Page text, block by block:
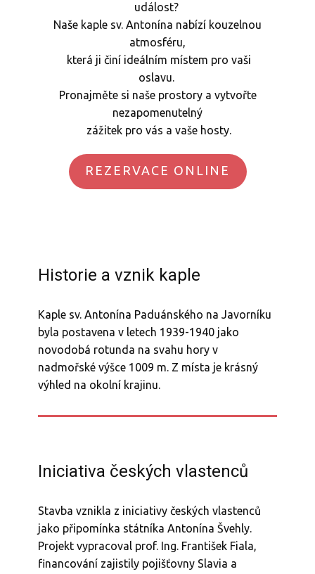
událost?
Naše kaple sv. Antonína nabízí kouzelnou
atmosféru,
která ji činí ideálním místem pro vaši
oslavu.
Pronajměte si naše prostory a vytvořte
nezapomenutelný
zážitek pro vás a vaše hosty.
REZERVACE ONLINE
Historie a vznik kaple
Kaple sv. Antonína Paduánského na Javorníku
byla postavena v letech 1939-1940 jako
novodobá rotunda na svahu hory v
nadmořské výšce 1009 m. Z místa je krásný
výhled na okolní krajinu.
Iniciativa českých vlastenců
Stavba vznikla z iniciativy českých vlastenců
jako připomínka státníka Antonína Švehly.
Projekt vypracoval prof. Ing. František Fiala,
financování zajistily pojišťovny Slavia a